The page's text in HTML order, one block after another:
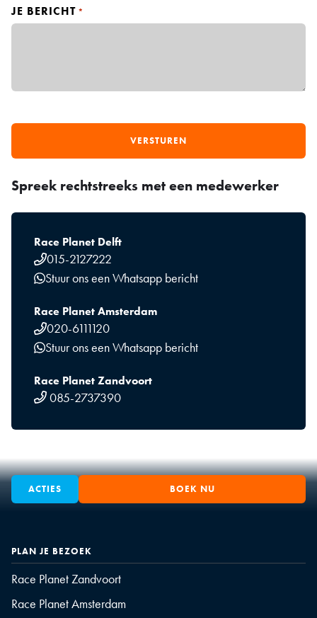
JE BERICHT *
Spreek rechtstreeks met een medewerker
Race Planet Delft
015-2127222
Stuur ons een Whatsapp bericht
Race Planet Amsterdam
020-6111120
Stuur ons een Whatsapp bericht
Race Planet Zandvoort
085-2737390
ACTIES BOEK NU
PLAN JE BEZOEK
Race Planet Zandvoort
Race Planet Amsterdam